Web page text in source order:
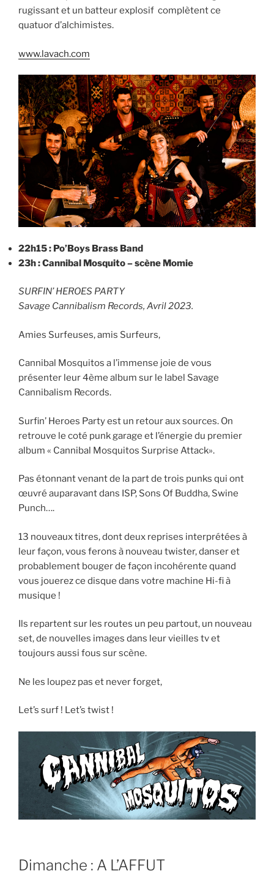
rugissant et un batteur explosif complètent ce
quatuor d’alchimistes.
www.lavach.com
22h15 : Po’Boys Brass Band
23h : Cannibal Mosquito – scène Momie
SURFIN’ HEROES PARTY
Savage Cannibalism Records, Avril 2023.
Amies Surfeuses, amis Surfeurs,
Cannibal Mosquitos a l’immense joie de vous
présenter leur 4ème album sur le label Savage
Cannibalism Records.
Surfin’ Heroes Party est un retour aux sources. On
retrouve le coté punk garage et l’énergie du premier
album « Cannibal Mosquitos Surprise Attack».
Pas étonnant venant de la part de trois punks qui ont
œuvré auparavant dans ISP, Sons Of Buddha, Swine
Punch….
13 nouveaux titres, dont deux reprises interprétées à
leur façon, vous ferons à nouveau twister, danser et
probablement bouger de façon incohérente quand
vous jouerez ce disque dans votre machine Hi-fi à
musique !
Ils repartent sur les routes un peu partout, un nouveau
set, de nouvelles images dans leur vieilles tv et
toujours aussi fous sur scène.
Ne les loupez pas et never forget,
Let’s surf ! Let’s twist !
Dimanche : A L’AFFUT